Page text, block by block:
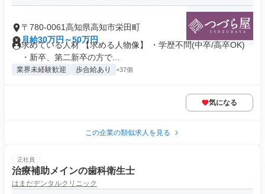
〒780-0061高知県高知市栄田町
月給30万円～50万円
求めている人材 【求める人物像】 ・学歴不問(中卒/高卒OK)
・新卒、第二新卒の方で...
業界未経験歓迎 歩合給あり +37個
気になる
この企業の類似求人を見る
正社員
治療補助メインの歯科衛生士
はまだデンタルクリニック